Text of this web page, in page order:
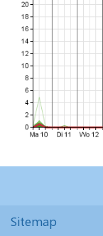
Sitemap